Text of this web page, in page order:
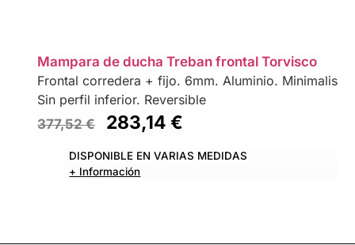
Mampara de ducha Treban frontal Torvisco
Frontal corredera + fijo. 6mm. Aluminio.
Sin perfil inferior. Reversible
377,52€ 283,14€
DISPONIBLE EN VARIAS MEDIDAS
+ Información